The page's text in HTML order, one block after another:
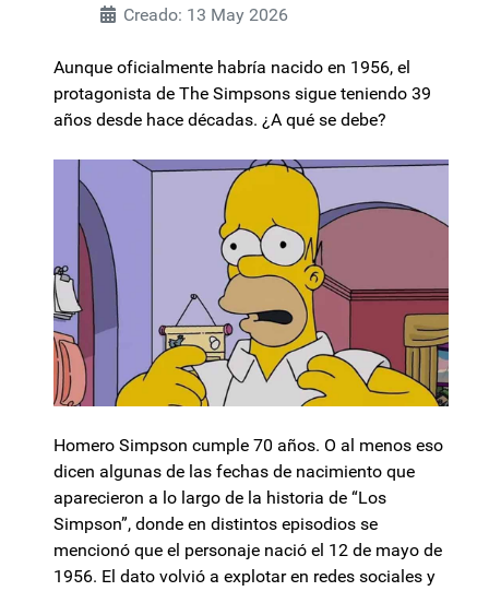
Creado: 13 May 2026
Aunque oficialmente habría nacido en 1956, el
protagonista de The Simpsons sigue teniendo 39
años desde hace décadas. ¿A qué se debe?
Homero Simpson cumple 70 años. O al menos eso
dicen algunas de las fechas de nacimiento que
aparecieron a lo largo de la historia de “Los
Simpson”, donde en distintos episodios se
mencionó que el personaje nació el 12 de mayo de
1956. El dato volvió a explotar en redes sociales y